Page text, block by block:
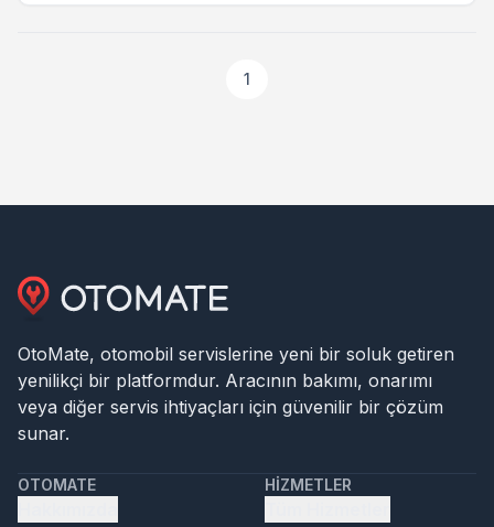
1
OtoMate, otomobil servislerine yeni bir soluk getiren
yenilikçi bir platformdur. Aracının bakımı, onarımı
veya diğer servis ihtiyaçları için güvenilir bir çözüm
sunar.
OTOMATE HIZMETLER